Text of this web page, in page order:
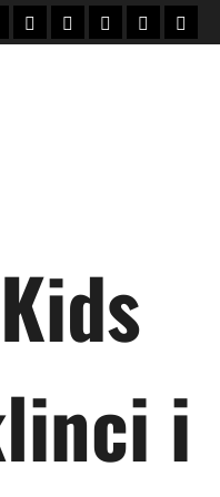
USLOVIзачисление
зарахування
EnglishVesti
i